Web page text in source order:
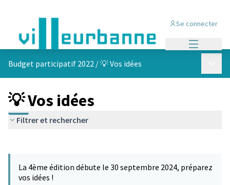
Se connecter
Budget participatif 2022 /💡 Vos idées
💡 Vos idées
Filtrer et rechercher
−
La 4ème édition débute le 30 septembre 2024, préparez
vos idées !